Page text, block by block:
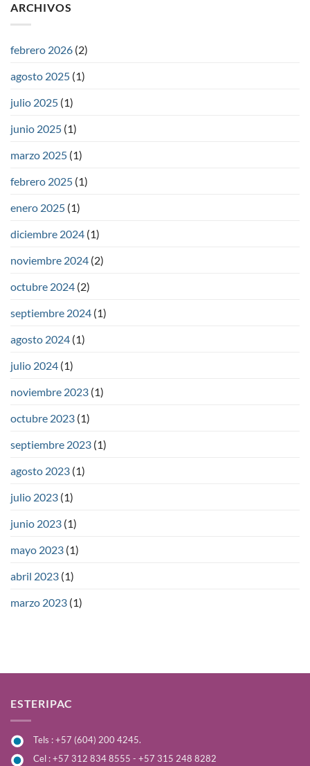
ARCHIVOS
febrero 2026 (2)
agosto 2025 (1)
julio 2025 (1)
junio 2025 (1)
marzo 2025 (1)
febrero 2025 (1)
enero 2025 (1)
diciembre 2024 (1)
noviembre 2024 (2)
octubre 2024 (2)
septiembre 2024 (1)
agosto 2024 (1)
julio 2024 (1)
noviembre 2023 (1)
octubre 2023 (1)
septiembre 2023 (1)
agosto 2023 (1)
julio 2023 (1)
junio 2023 (1)
mayo 2023 (1)
abril 2023 (1)
marzo 2023 (1)
ESTERIPAC
Tels : +57 (604) 200 4245.
Cel : +57 312 834 8555 - +57 315 248 8282